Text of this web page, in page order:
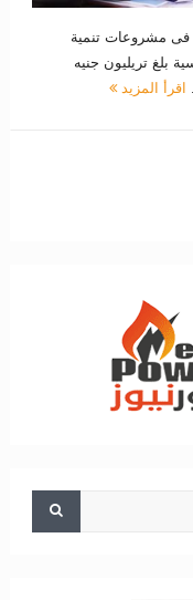
فى مشروعات تنمية
بلغ تريليون جنيه
اقرأ المزيد